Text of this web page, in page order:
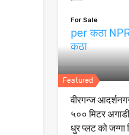
For Sale
per कठा
कठा
Featured
वीरगन्ज
५०० मिटर
धुर प्लट को जग्गा